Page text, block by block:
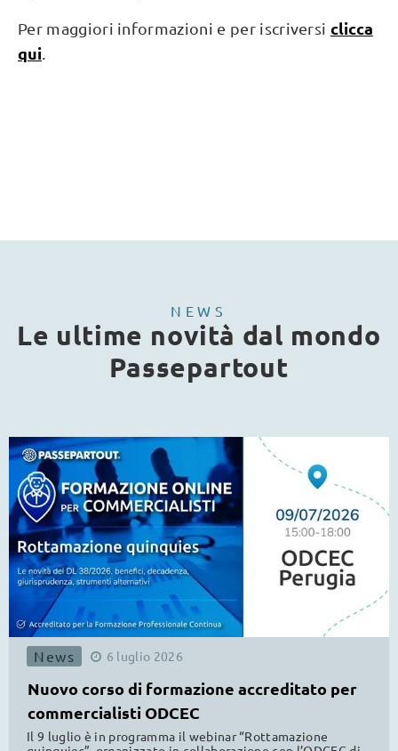
Per maggiori informazioni e per iscriversi clicca
qui
NEWS
Le ultime novità dal mondo
Passepartout
News 6 luglio 2026
Nuovo corso di formazione accreditato per
commercialisti ODCEC
Il 9 luglio è in programma il webinar “Rottamazione